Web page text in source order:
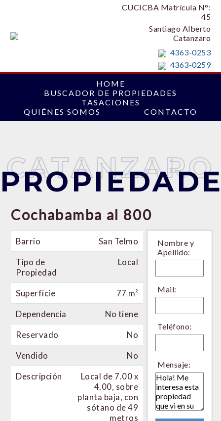
CUCICBA Matrícula N°:
45
Santiago Alberto
Catanzaro
4363-0253
4363-0259
HOME
BUSCADOR DE PROPIEDADES
TASACIONES
QUIÉNES SOMOS
CONTACTO
CATANZARO
Cochabamba al 800
Barrio
San Telmo
Tipo de
Propiedad
Local
Superficie
77 m²
Dependencia
No tiene
Reservado
No
Vendido
No
Descripción
Local de 7.00 x
4.00, sobre
planta baja, con
sótano de 49
metros
Nombre y
Apellido:
Mail:
Teléfono:
Mensaje: